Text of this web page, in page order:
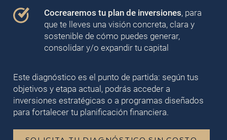
Cocrearemos tu plan de inversiones, para
que te lleves una visión concreta, clara y
sostenible de cómo puedes generar,
consolidar y/o expandir tu capital
Este diagnóstico es el punto de partida: según tus
objetivos y etapa actual, podrás acceder a
inversiones estratégicas o a programas diseñados
para fortalecer tu planificación financiera.